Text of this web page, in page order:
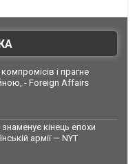
і прагне
- Foreign Affairs
кінець епохи
армії — NYT